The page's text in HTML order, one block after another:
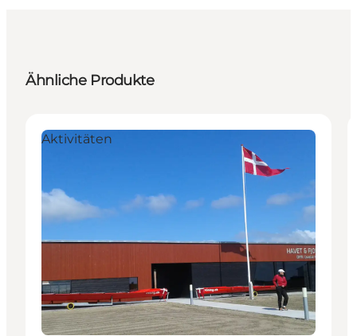
Ähnliche Produkte
Aktivitäten